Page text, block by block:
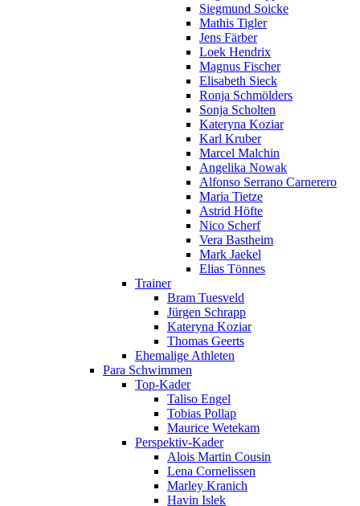
Siegmund Soicke
Mathis Tigler
Jens Färber
Loek Hendrix
Magnus Fischer
Elisabeth Sieck
Ronja Schmölders
Sonja Scholten
Kateryna Koziar
Karl Kruber
Marcel Malchin
Angelika Nowak
Alfonso Serrano Carnerero
Maria Tietze
Astrid Höfte
Nico Scherf
Vera Bastheim
Mark Jaekel
Elias Tönnes
Trainer
Bram Tuesveld
Jürgen Schrapp
Kateryna Koziar
Thomas Geerts
Ehemalige Athleten
Para Schwimmen
Top-Kader
Taliso Engel
Tobias Pollap
Maurice Wetekam
Perspektiv-Kader
Alois Martin Cousin
Lena Cornelissen
Marley Kranich
Havin Islek